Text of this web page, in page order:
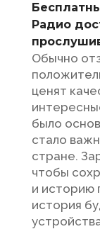
Радио
Обычно
ценят
было
стало
стране.
чтобы
и историю
история